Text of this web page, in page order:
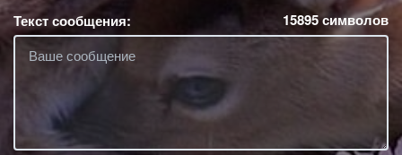
Текст сообщения: 15895символов